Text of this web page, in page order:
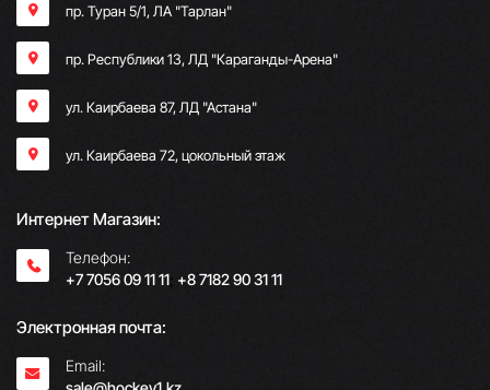
пр. Туран 5/1, ЛА "Тарлан"
пр. Республики 13, ​ЛД "Караганды-Арена"
ул. Каирбаева 87, ЛД "Астана"
ул. Каирбаева 72, цокольный этаж
Интернет Магазин:
Телефон:
+7 7056 09 11 11; +8 7182 90 31 11
Электронная почта:
Email: